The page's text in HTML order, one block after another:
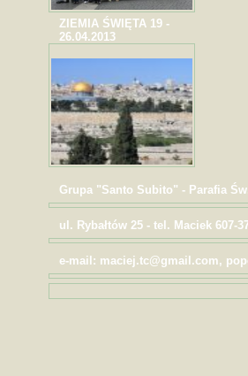
ZIEMIA ŚWIĘTA 19 -
26.04.2013
Grupa "Santo Subito" - Parafia
ul. Rybałtów 25 - tel. Maciek 607-
e-mail: maciej.tc@gmail.com,